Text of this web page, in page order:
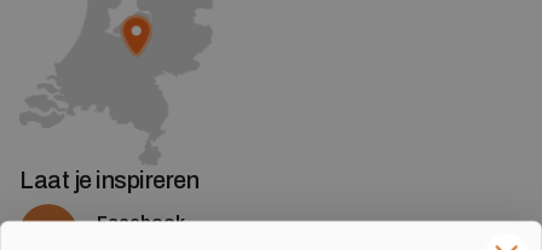
Laat je inspireren
Facebook